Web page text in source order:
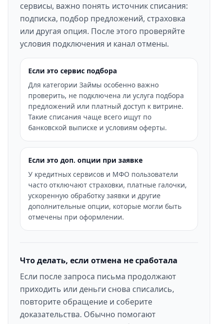
сервисы, важно понять источник списания:
подписка, подбор предложений, страховка
или другая опция. После этого проверяйте
условия подключения и канал отмены.
Если это сервис подбора
Для категории Займы особенно важно
проверить, не подключена ли услуга подбора
предложений или платный доступ к витрине.
Такие списания чаще всего ищут по
банковской выписке и условиям оферты.
Если это доп. опции при заявке
У кредитных сервисов и МФО пользователи
часто отключают страховки, платные галочки,
ускоренную обработку заявки и другие
дополнительные опции, которые могли быть
отмечены при оформлении.
Что делать, если отмена не сработала
Если после запроса письма продолжают
приходить или деньги снова списались,
повторите обращение и соберите
доказательства. Обычно помогают